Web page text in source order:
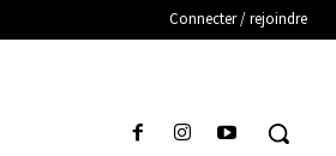
Connecter / rejoindre